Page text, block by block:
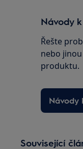
Návody
Řešte
nebo
produktu.
Návody
Související